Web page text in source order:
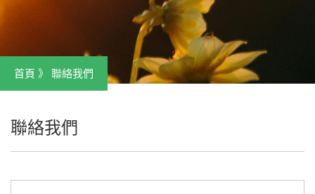
首頁 》 聯絡我們
聯絡我們